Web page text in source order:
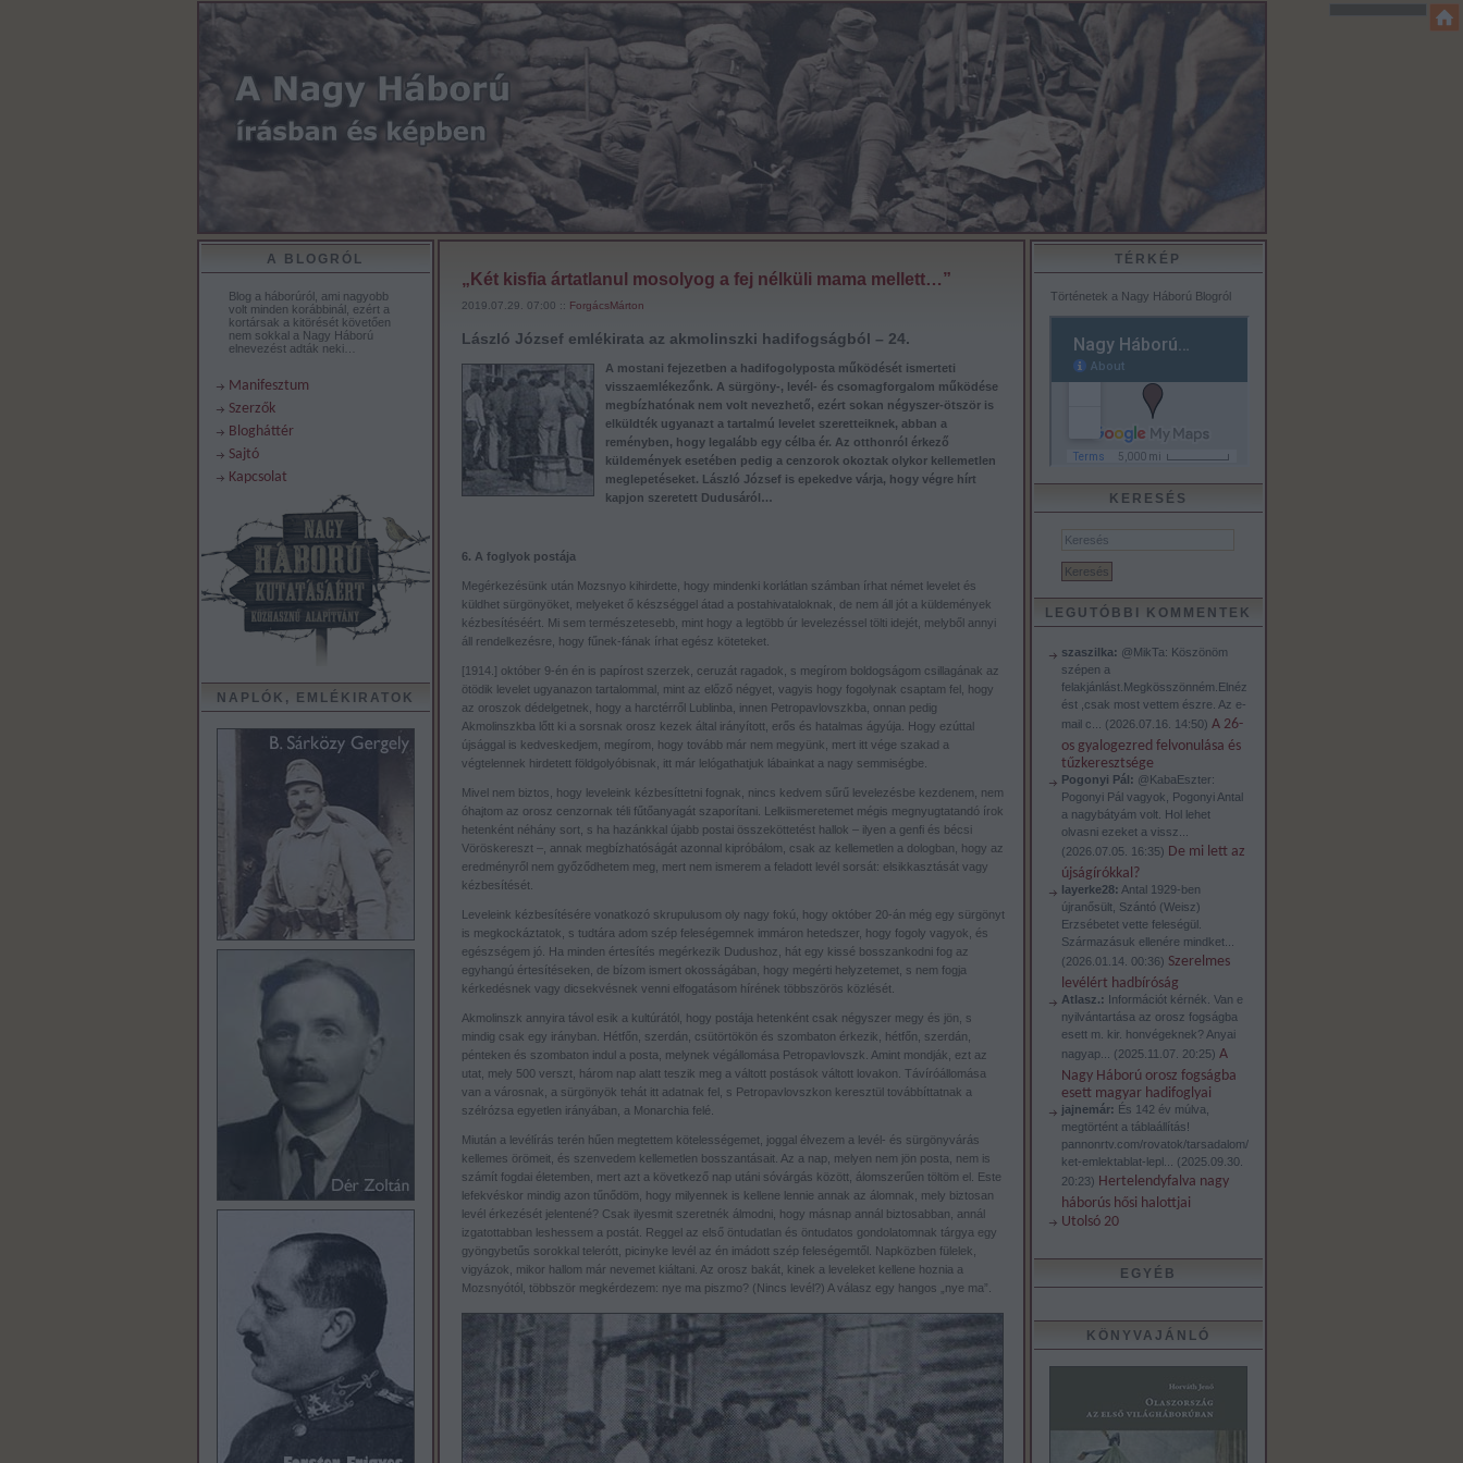
A BLOGRÓL
Blog a háborúról, ami nagyobb
volt minden korábbinál, ezért a
kortársak a kitörését követően
nem sokkal a Nagy Háború
elnevezést adták neki…
Manifesztum
Szerzők
Blogháttér
Sajtó
Kapcsolat
NAPLÓK, EMLÉKIRATOK
„Két kisfia ártatlanul mosolyog a fej nélküli mama mellett…”
2019.07.29. 07:00 :: ForgácsMárton
László József emlékirata az akmolinszki hadifogságból – 24.
A mostani fejezetben a hadifogolyposta működését ismerteti
visszaemlékezőnk. A sürgöny-, levél- és csomagforgalom működése
megbízhatónak nem volt nevezhető, ezért sokan négyszer-ötször is
elküldték ugyanazt a tartalmú levelet szeretteiknek, abban a
reményben, hogy legalább egy célba ér. Az otthonról érkező
küldemények esetében pedig a cenzorok okoztak olykor kellemetlen
meglepetéseket. László József is epekedve várja, hogy végre hírt
kapjon szeretett Dudusáról…
6. A foglyok postája
Megérkezésünk után Mozsnyo kihirdette, hogy mindenki korlátlan számban írhat német levelet és
küldhet sürgönyöket, melyeket ő készséggel átad a postahivataloknak, de nem áll jót a küldemények
kézbesítéséért. Mi sem természetesebb, mint hogy a legtöbb úr levelezéssel tölti idejét, melyből annyi
áll rendelkezésre, hogy fűnek-fának írhat egész köteteket.
[1914.] október 9-én én is papírost szerzek, ceruzát ragadok, s megírom boldogságom csillagának az
ötödik levelet ugyanazon tartalommal, mint az előző négyet, vagyis hogy fogolynak csaptam fel, hogy
az oroszok dédelgetnek, hogy a harctérről Lublinba, innen Petropavlovszkba, onnan pedig
Akmolinszkba lőtt ki a sorsnak orosz kezek által irányított, erős és hatalmas ágyúja. Hogy ezúttal
újsággal is kedveskedjem, megírom, hogy tovább már nem megyünk, mert itt vége szakad a
végtelennek hirdetett földgolyóbisnak, itt már lelógathatjuk lábainkat a nagy semmiségbe.
Mivel nem biztos, hogy leveleink kézbesíttetni fognak, nincs kedvem sűrű levelezésbe kezdenem, nem
óhajtom az orosz cenzornak téli fűtőanyagát szaporítani. Lelkiismeretemet mégis megnyugtatandó írok
hetenként néhány sort, s ha hazánkkal újabb postai összeköttetést hallok – ilyen a genfi és bécsi
Vöröskereszt –, annak megbízhatóságát azonnal kipróbálom, csak az kellemetlen a dologban, hogy az
eredményről nem győződhetem meg, mert nem ismerem a feladott levél sorsát: elsikkasztását vagy
kézbesítését.
Leveleink kézbesítésére vonatkozó skrupulusom oly nagy fokú, hogy október 20-án még egy sürgönyt
is megkockáztatok, s tudtára adom szép feleségemnek immáron hetedszer, hogy fogoly vagyok, és
egészségem jó. Ha minden értesítés megérkezik Dudushoz, hát egy kissé bosszankodni fog az
egyhangú értesítéseken, de bízom ismert okosságában, hogy megérti helyzetemet, s nem fogja
kérkedésnek vagy dicsekvésnek venni elfogatásom hírének többszörös közlését.
Akmolinszk annyira távol esik a kultúrától, hogy postája hetenként csak négyszer megy és jön, s
mindig csak egy irányban. Hétfőn, szerdán, csütörtökön és szombaton érkezik, hétfőn, szerdán,
pénteken és szombaton indul a posta, melynek végállomása Petropavlovszk. Amint mondják, ezt az
utat, mely 500 verszt, három nap alatt teszik meg a váltott postások váltott lovakon. Távíróállomása
van a városnak, a sürgönyök tehát itt adatnak fel, s Petropavlovszkon keresztül továbbíttatnak a
szélrózsa egyetlen irányában, a Monarchia felé.
Miután a levélírás terén hűen megtettem kötelességemet, joggal élvezem a levél- és sürgönyvárás
kellemes örömeit, és szenvedem kellemetlen bosszantásait. Az a nap, melyen nem jön posta, nem is
számít fogdai életemben, mert azt a következő nap utáni sóvárgás között, álomszerűen töltöm el. Este
lefekvéskor mindig azon tűnődöm, hogy milyennek is kellene lennie annak az álomnak, mely biztosan
levél érkezését jelentené? Csak ilyesmit szeretnék álmodni, hogy másnap annál biztosabban, annál
izgatottabban leshessem a postát. Reggel az első öntudatlan és öntudatos gondolatomnak tárgya egy
gyöngybetűs sorokkal telerótt, picinyke levél az én imádott szép feleségemtől. Napközben fülelek,
vigyázok, mikor hallom már nevemet kiáltani. Az orosz bakát, kinek a leveleket kellene hoznia a
Mozsnyótól, többször megkérdezem: nye ma piszmo? (Nincs levél?) A válasz egy hangos „nye ma”.
TÉRKÉP
Történetek a Nagy Háború Blogról
KERESÉS
LEGUTÓBBI KOMMENTEK
szaszilka: @MikTa: Köszönöm
szépen a
felakjánlást.Megkösszönném.Elnéz
ést ,csak most vettem észre. Az e-
mail c...
(2026.07.16. 14:50) A 26-
os gyalogezred felvonulása és
tűzkeresztsége
Pogonyi Pál: @KabaEszter:
Pogonyi Pál vagyok, Pogonyi Antal
a nagybátyám volt. Hol lehet
olvasni ezeket a vissz...
(2026.07.05. 16:35) De mi lett az
újságírókkal?
layerke28: Antal 1929-ben
újranősült, Szántó (Weisz)
Erzsébetet vette feleségül.
Származásuk ellenére mindket...
(2026.01.14. 00:36) Szerelmes
levélért hadbíróság
Atlasz.: Információt kérnék. Van e
nyilvántartása az orosz fogságba
esett m. kir. honvégeknek? Anyai
nagyap...
(2025.11.07. 20:25) A
Nagy Háború orosz fogságba
esett magyar hadifoglyai
jajnemár: És 142 év múlva,
megtörtént a táblaállítás!
pannonrtv.com/rovatok/tarsadalom/
ket-emlektablat-lepl...
(2025.09.30.
20:23) Hertelendyfalva nagy
háborús hősi halottjai
Utolsó 20
EGYÉB
KÖNYVAJÁNLÓ